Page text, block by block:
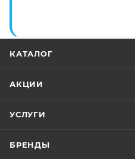
КАТАЛОГ
АКЦИИ
УСЛУГИ
БРЕНДЫ